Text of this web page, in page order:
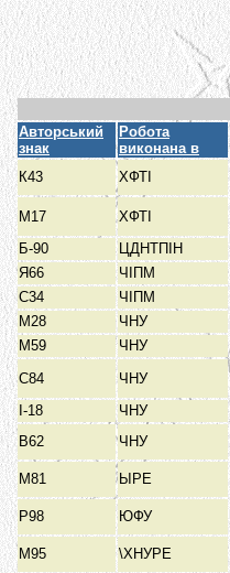
Авторський
знак
Робота
виконана в
К43
ХФТІ
М17 ХФТІ
Б-90
ЦДНТПІН
Я66
ЧІПМ
С34
ЧІПМ
М28
ЧНУ
М59
ЧНУ
С84
ЧНУ
I-18
ЧНУ
В62
ЧНУ
М81 ЫРЕ
Р98 ЮФУ
М95 \ХНУРЕ